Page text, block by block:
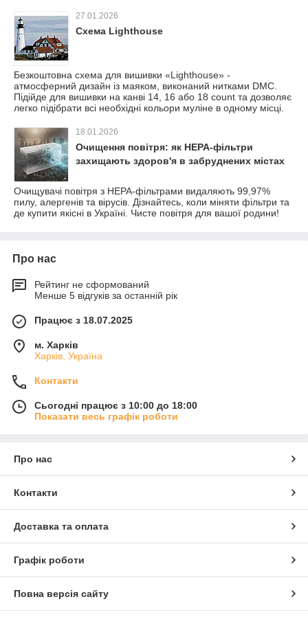
27.01.2026
Схема Lighthouse
Безкоштовна схема для вишивки «Lighthouse» -
атмосферний дизайн із маяком, виконаний нитками DMC.
Підійде для вишивки на канві 14, 16 або 18 count та дозволяє
легко підібрати всі необхідні кольори муліне в одному місці.
18.01.2026
Очищення повітря: як HEPA-фільтри
захищають здоров'я в забруднених містах
Очищувачі повітря з HEPA-фільтрами видаляють 99,97%
пилу, алергенів та вірусів. Дізнайтесь, коли міняти фільтри та
де купити якісні в Україні. Чисте повітря для вашої родини!
Про нас
Рейтинг не сформований
Менше 5 відгуків за останній рік
Працює з 18.07.2025
м. Харків
Харків, Україна
Контакти
Сьогодні працює з 10:00 до 18:00
Показати весь графік роботи
Про нас
Контакти
Доставка та оплата
Графік роботи
Повна версія сайту